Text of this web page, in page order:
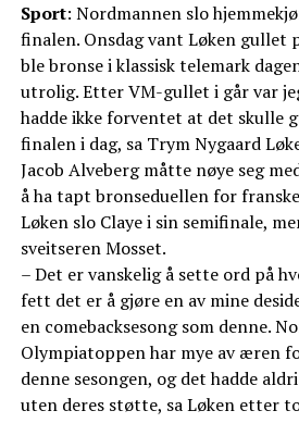
Sport: Nordmannen slo
finalen. Onsdag vant Løken gullet
ble bronse i klassisk telemark
utrolig. Etter VM-gullet i går var
hadde ikke forventet at det skulle
finalen i dag, sa Trym Nygaard
Jacob Alveberg måtte nøye seg
å ha tapt bronseduellen for
Løken slo Claye i sin semifinale,
sveitseren Mosset.
– Det er vanskelig å sette ord på
fett det er å gjøre en av mine
en comebacksesong som denne.
Olympiatoppen har mye av æren
denne sesongen, og det hadde
uten deres støtte, sa Løken etter